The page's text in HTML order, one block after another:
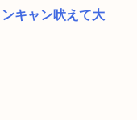
キャン吠えて大